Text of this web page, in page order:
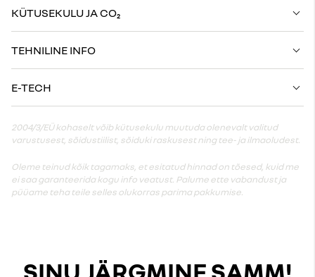
KÜTUSEKULU JA CO₂
TEHNILINE INFO
E-TECH
2004/3/EÜ kohaselt võib kütusekulu muutuda olenevalt valitud
varustusest, sõidustiilist, sõiduki raskusest ning tee- ja ilmaoludest.
Oleme teinud kõik tagamaks, et esitatud hinnad on tõesed, kuid me
ei saa garanteerida kogu info veatust. Palume ette vabandust ja
püüame teha teile selles olukorras parima pakkumise.